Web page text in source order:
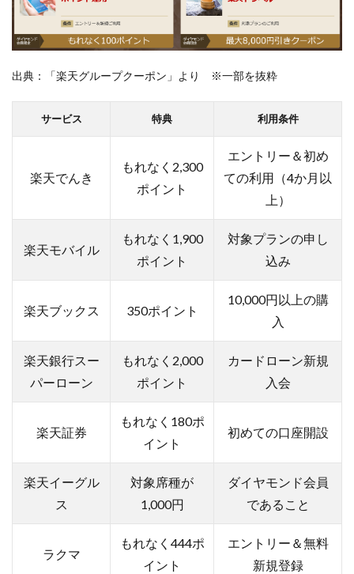
出典：「楽天グループクーポン」より ※一部を抜粋
サービス 特典 利用条件
楽天でんき
もれなく2,300
ポイント
エントリー＆初め
ての利用（4か月以
上）
楽天モバイル
もれなく1,900
ポイント
対象プランの申し
込み
楽天ブックス 350ポイント
10,000円以上の購
入
楽天銀行スー
パーローン
もれなく2,000
ポイント
カードローン新規
入会
楽天証券
もれなく180ポ
イント
初めての口座開設
楽天イーグル
ス
対象席種が
1,000円
ダイヤモンド会員
であること
ラクマ
もれなく444ポ
イント
エントリー＆無料
新規登録